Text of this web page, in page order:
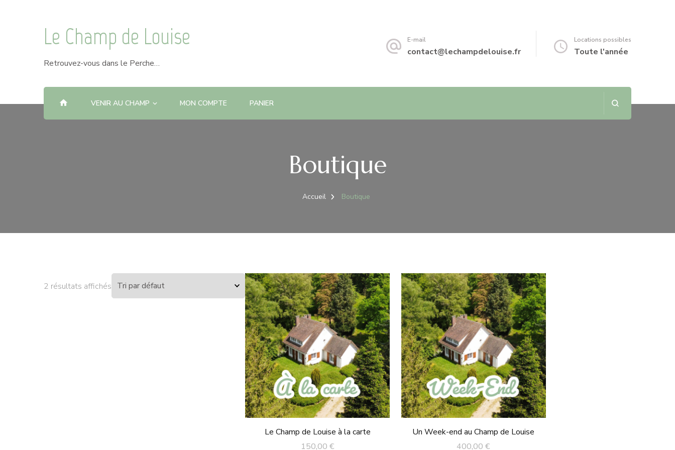
Le Champ de Louise
Retrouvez-vous dans le Perche…
E-mail
contact@lechampdelouise.fr
Locations possibles
Toute l'année
VENIR AU CHAMP MON COMPTE PANIER
Boutique
Accueil Boutique
2 résultats affichés
Le Champ de Louise à la carte
150,00 €
Un Week-end au Champ de Louise
400,00€